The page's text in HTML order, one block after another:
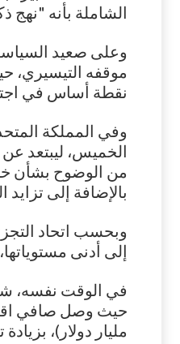
الشاملة بأنه "نهج
وعلى صعيد
نقطة أساس في
الخميس، ليبتعد
من الوضوح بشأن
بالإضافة إلى
وبحسب اتحاد
إلى أدنى
في الوقت نفسه،